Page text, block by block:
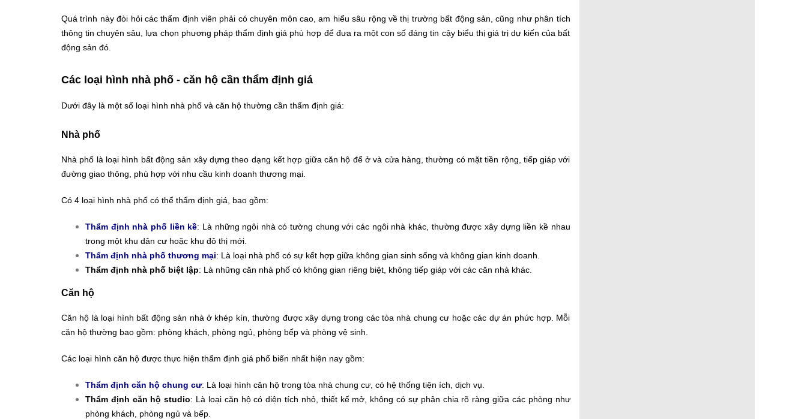
Quá trình này đòi hỏi các thẩm định viên phải có chuyên môn cao, am hiểu sâu rộng về thị trường bất động sản, cũng như phân tích
thông tin chuyên sâu, lựa chọn phương pháp thẩm định giá phù hợp để đưa ra một con số đáng tin cậy biểu thị giá trị dự kiến của bất
động sản đó.
Các loại hình nhà phố - căn hộ cần thẩm định giá
Dưới đây là một số loại hình nhà phố và căn hộ thường cần thẩm định giá:
Nhà phố
Nhà phố là loại hình bất động sản xây dựng theo dạng kết hợp giữa căn hộ để ở và cửa hàng, thường có mặt tiền rộng, tiếp giáp với
đường giao thông, phù hợp với nhu cầu kinh doanh thương mại.
Có 4 loại hình nhà phố có thể thẩm định giá, bao gồm:
Thẩm định nhà phố liền kề: Là những ngôi nhà có tường chung với các ngôi nhà khác, thường được xây dựng liền kề nhau
trong một khu dân cư hoặc khu đô thị mới.
Thẩm định nhà phố thương mại: Là loại nhà phố có sự kết hợp giữa không gian sinh sống và không gian kinh doanh.
Thẩm định nhà phố biệt lập: Là những căn nhà phố có không gian riêng biệt, không tiếp giáp với các căn nhà khác.
Căn hộ
Căn hộ là loại hình bất động sản nhà ở khép kín, thường được xây dựng trong các tòa nhà chung cư hoặc các dự án phức hợp. Mỗi
căn hộ thường bao gồm: phòng khách, phòng ngủ, phòng bếp và phòng vệ sinh.
Các loại hình căn hộ được thực hiện thẩm định giá phổ biến nhất hiện nay gồm:
Thẩm định căn hộ chung cư: Là loại hình căn hộ trong tòa nhà chung cư, có hệ thống tiện ích, dịch vụ.
Thẩm định căn hộ studio: Là loại căn hộ có diện tích nhỏ, thiết kế mở, không có sự phân chia rõ ràng giữa các phòng như
phòng khách, phòng ngủ và bếp.